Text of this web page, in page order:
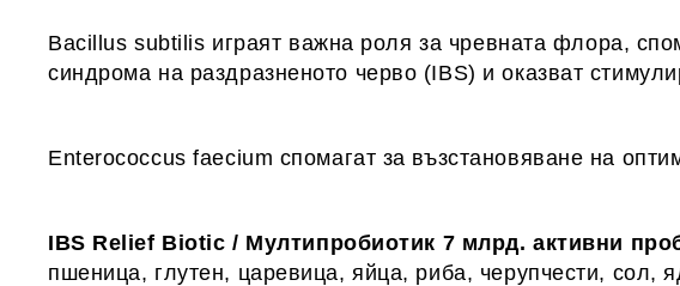
Bacillus subtilis играят важна роля за чревната флора,
синдрома на раздразненото черво (IBS) и оказват
Enterococcus faecium спомагат за възстановяване на
IBS Relief Biotic / Мултипробиотик 7 млрд. активни
пшеница, глутен, царевица, яйца, риба, черупчести,